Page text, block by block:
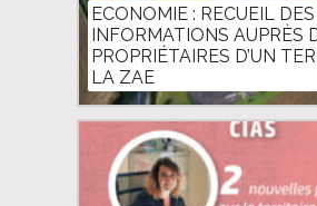
ECONOMIE : RECUEIL DES
INFORMATIONS AUPRÈS
PROPRIÉTAIRES D’UN
LA ZAE